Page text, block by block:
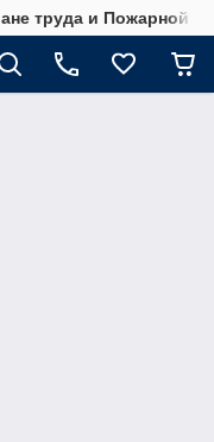
труда и Пожарной